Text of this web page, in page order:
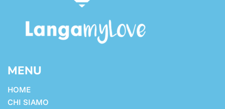
MENU
HOME
CHI SIAMO